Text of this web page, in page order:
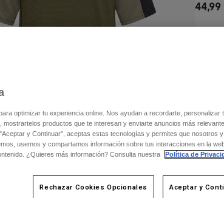
44,99
Color -
optimizar tu experiencia online. Nos ayudan a recordarte, personalizar
mostrartelos productos que te interesan y enviarte anuncios más
y Continuar", aceptas estas tecnologías y permites que nosotros y
usemos y compartamos información sobre tus interacciones en la
¿Quieres más información? Consulta nuestra
Política de
Rechazar Cookies Opcionales Aceptar y